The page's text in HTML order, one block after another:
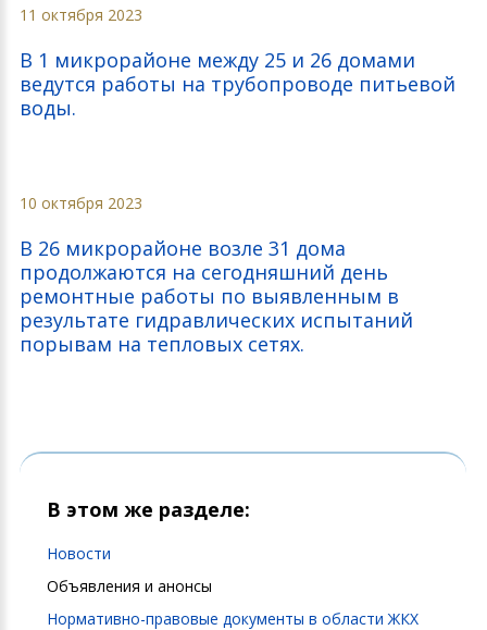
11 октября 2023
В 1 микрорайоне между 25 и 26 домами
ведутся работы на трубопроводе питьевой
воды.
10 октября 2023
В 26 микрорайоне возле 31 дома
продолжаются на сегодняшний день
ремонтные работы по выявленным в
результате гидравлических испытаний
порывам на тепловых сетях.
В этом же разделе:
Новости
Объявления и анонсы
Нормативно-правовые документы в области ЖКХ